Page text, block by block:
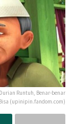
Runtuh, Benar-benar
(upinipin.fandom.com)